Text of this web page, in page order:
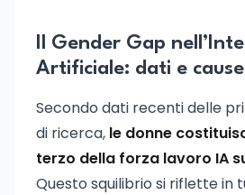
Il Gender Gap
Artificiale: dati e
Secondo dati recenti delle
di ricerca, le donne
terzo della forza lavoro IA
Questo squilibrio si riflette in